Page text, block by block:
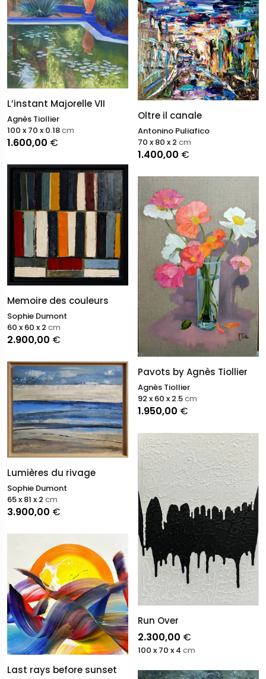
L’instant Majorelle VII
Agnès Tiollier
1.600,00 €
100 x 70 x 0.18cm
Memoire des couleurs
Sophie Dumont
2.900,00 €
60 x 60 x 2 cm
Lumières du rivage
Sophie Dumont
3.900,00 €
65 x 81 x 2 cm
Last rays before sunset
Oltre il canale
Antonino Puliafico
1.400,00 €
70 x 80 x 2 cm
Pavots by Agnès Tiollier
Agnès Tiollier
1.950,00 €
92 x 60 x 2.5cm
Run Over
2.300,00 €
100 x 70 x 4 cm